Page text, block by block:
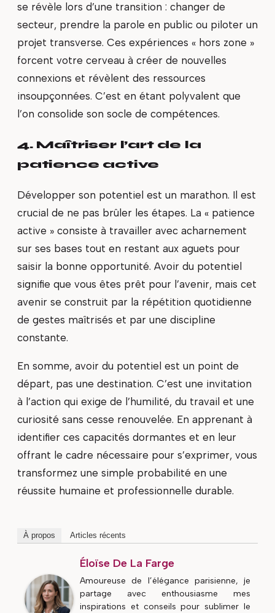
se révèle lors d’une transition : changer de
secteur, prendre la parole en public ou piloter un
projet transverse. Ces expériences « hors zone »
forcent votre cerveau à créer de nouvelles
connexions et révèlent des ressources
insoupçonnées. C’est en étant polyvalent que
l’on consolide son socle de compétences.
4. Maîtriser l’art de la
patience active
Développer son potentiel est un marathon. Il est
crucial de ne pas brûler les étapes. La « patience
active » consiste à travailler avec acharnement
sur ses bases tout en restant aux aguets pour
saisir la bonne opportunité. Avoir du potentiel
signifie que vous êtes prêt pour l’avenir, mais cet
avenir se construit par la répétition quotidienne
de gestes maîtrisés et par une discipline
constante.
En somme, avoir du potentiel est un point de
départ, pas une destination. C’est une invitation
à l’action qui exige de l’humilité, du travail et une
curiosité sans cesse renouvelée. En apprenant à
identifier ces capacités dormantes et en leur
offrant le cadre nécessaire pour s’exprimer, vous
transformez une simple probabilité en une
réussite humaine et professionnelle durable.
À propos Articles récents
Éloïse De La Farge
Amoureuse de l’élégance parisienne, je
partage avec enthousiasme mes
inspirations et conseils pour sublimer le